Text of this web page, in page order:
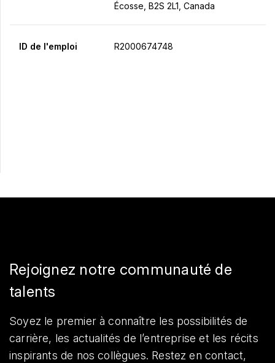
Écosse, B2S 2L1, Canada
ID de l'emploi R2000674748
Rejoignez notre communauté de
talents
Soyez le premier à connaître les possibilités de
carrière, les actualités de l’entreprise et les récits
inspirants de nos collègues. Restez en contact,